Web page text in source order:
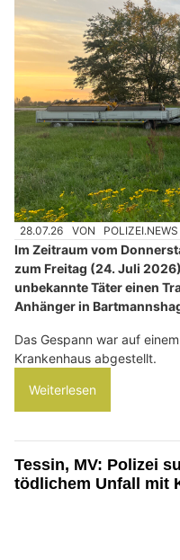
28.07.26 VON
Im Zeitraum vom
zum Freitag (24. Juli
unbekannte Täter einen
Anhänger in
Das Gespann war auf
Krankenhaus abgestellt.
Weiterlesen
Tessin, MV: Polizei
tödlichem Unfall mit